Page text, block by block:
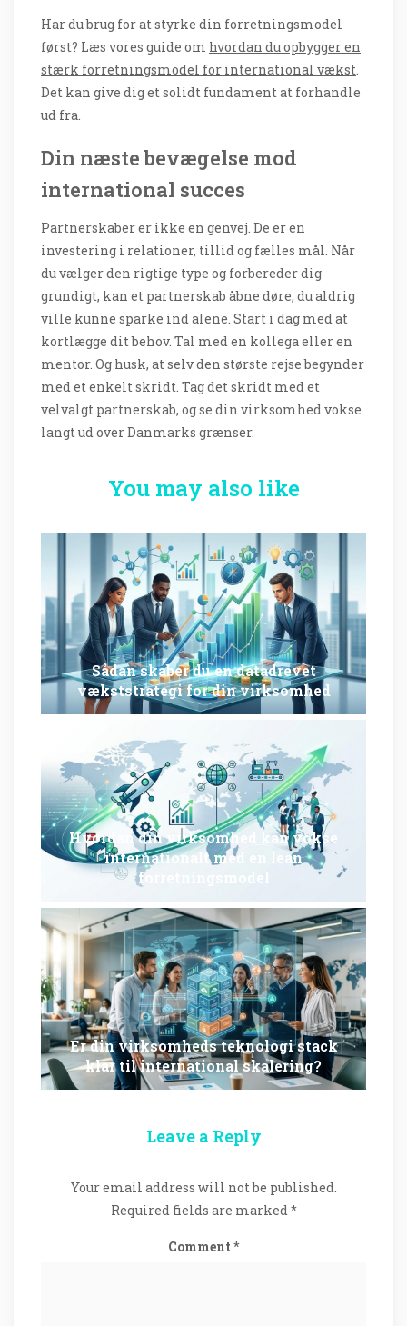
Har du brug for at styrke din forretningsmodel
først? Læs vores guide om hvordan du opbygger en
stærk forretningsmodel for international vækst.
Det kan give dig et solidt fundament at forhandle
ud fra.
Din næste bevægelse mod
international succes
Partnerskaber er ikke en genvej. De er en
investering i relationer, tillid og fælles mål. Når
du vælger den rigtige type og forbereder dig
grundigt, kan et partnerskab åbne døre, du aldrig
ville kunne sparke ind alene. Start i dag med at
kortlægge dit behov. Tal med en kollega eller en
mentor. Og husk, at selv den største rejse begynder
med et enkelt skridt. Tag det skridt med et
velvalgt partnerskab, og se din virksomhed vokse
langt ud over Danmarks grænser.
You may also like
Sådan skaber du en datadrevet
vækststrategi for din virksomhed
Hvordan din virksomhed kan vokse
internationalt med en lean
forretningsmodel
Er din virksomheds teknologi stack
klar til international skalering?
Leave a Reply
Your email address will not be published.
Required fields are marked*
Comment *